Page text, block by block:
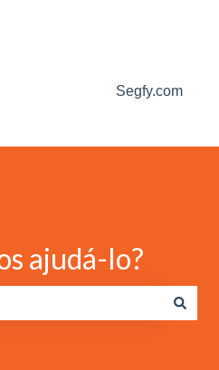
submenu para traduções
Segfy.com
ajudá-lo?